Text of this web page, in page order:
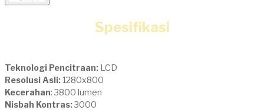
Spesifikasi
​Teknologi Pencitraan: LCD
Resolusi Asli: 1280x800
Kecerahan: 3800 lumen
Nisbah Kontras:3000